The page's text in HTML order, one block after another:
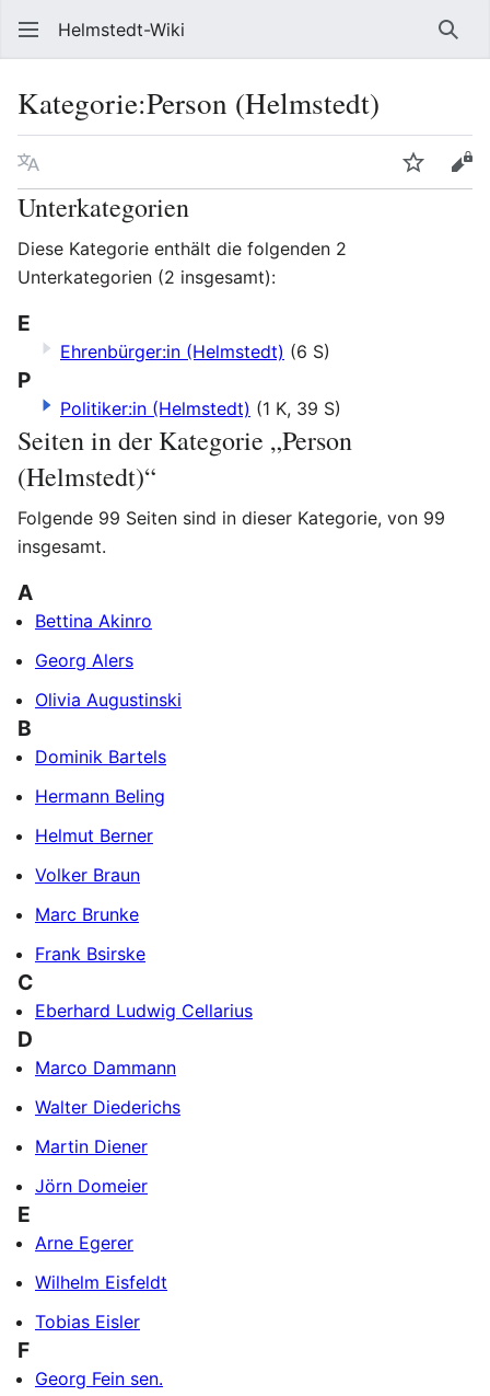
Helmstedt-Wiki
Kategorie:Person (Helmstedt)
Sprache
Unterkategorien
Diese Kategorie enthält die folgenden 2
Unterkategorien (2 insgesamt):
E
Ehrenbürger:in (Helmstedt) (6 S)
P
Politiker:in (Helmstedt) (1 K, 39 S)
Seiten in der Kategorie „Person
(Helmstedt)“
Folgende 99 Seiten sind in dieser Kategorie, von 99
insgesamt.
A
Bettina Akinro
Georg Alers
Olivia Augustinski
B
Dominik Bartels
Hermann Beling
Helmut Berner
Volker Braun
Marc Brunke
Frank Bsirske
C
Eberhard Ludwig Cellarius
D
Marco Dammann
Walter Diederichs
Martin Diener
Jörn Domeier
E
Arne Egerer
Wilhelm Eisfeldt
Tobias Eisler
F
Georg Fein sen.